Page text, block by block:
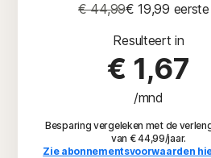
€ 44,99€ 19,99
Resulteert in
€ 1,67
/mnd
Besparing vergeleken met de
van € 44,99/jaar.
Zie abonnementsvoorwaarden